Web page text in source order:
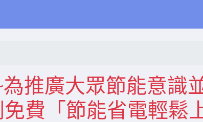
推廣大眾節能意識
費「節能省電輕鬆